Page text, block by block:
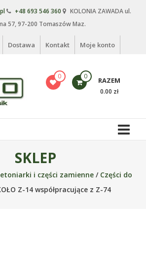
+48 693 546 360
KOLONIA ZAWADA ul.
57, 97-200 Tomaszów Maz.
Dostawa Kontakt Moje konto
0 0 RAZEM
0.00 zł
SKLEP
i części zamienne / Części do
Z-14 współpracujące z Z-74